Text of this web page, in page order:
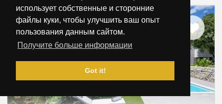
использует собственные и сторонние
файлы куки, чтобы улучшить ваш опыт
пользования данным сайтом.
Получите больше информации
Got it!
10%
СКИДКА